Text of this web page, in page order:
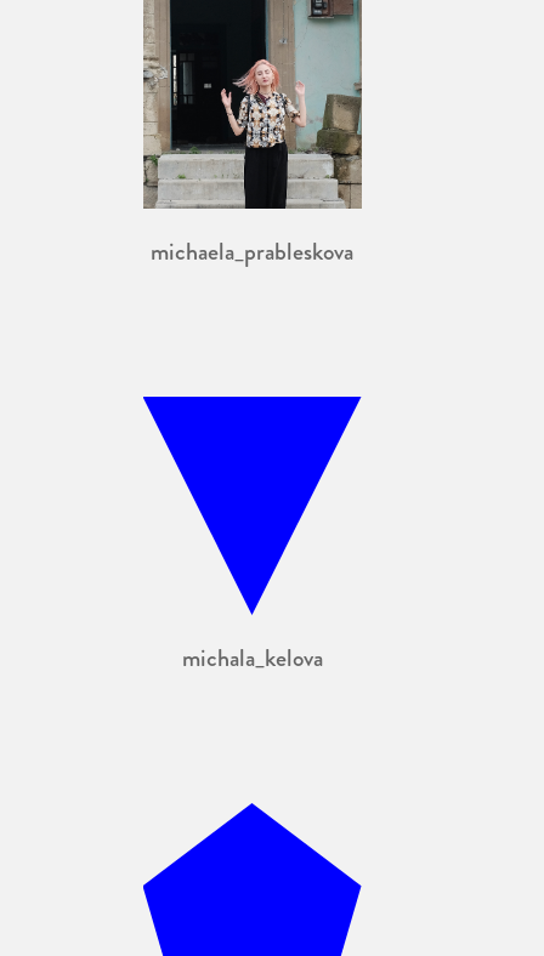
michaela_prableskova
michala_kelova